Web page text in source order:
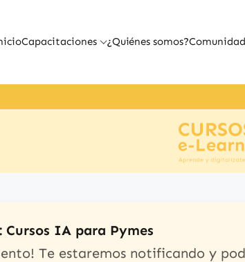
Capacitaciones ¿Quiénes somos?Comunidad
IA para Pymes
Te estaremos notificando y